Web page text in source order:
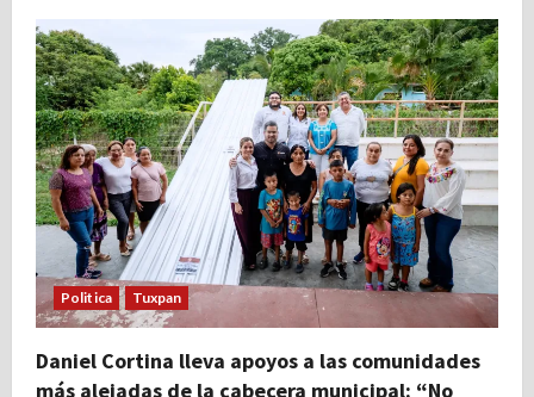
i
ó
n
d
e
e
n
t
Politica Tuxpan
Daniel Cortina lleva apoyos a las comunidades
más alejadas de la cabecera municipal: “No